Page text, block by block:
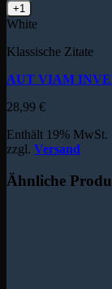
+1
White
Klassische Zitate
AUT VIAM
28,99 €
Enthält 19% MwSt.
zzgl. Versand
Ähnliche